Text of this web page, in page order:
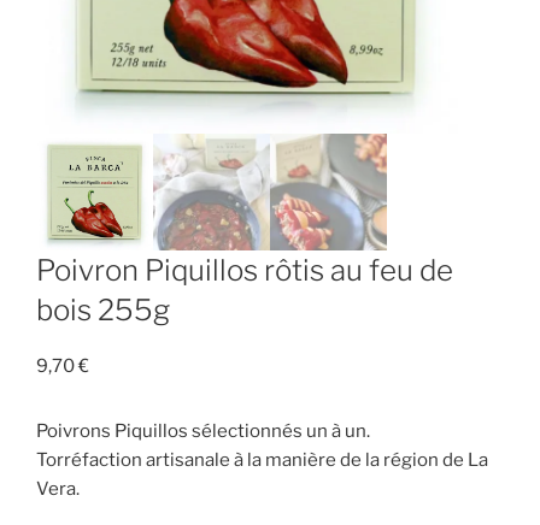
Poivron Piquillos rôtis au feu de
bois 255g
9,70€
Poivrons Piquillos sélectionnés un à un.
Torréfaction artisanale à la manière de la région de La
Vera.